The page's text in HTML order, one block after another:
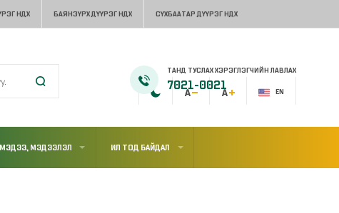
НДХ БАЯНЗҮРХ ДҮҮРЭГ НДХ СҮХБААТАР ДҮҮРЭГ НДХ
EN
ТАНД ТУСЛАХ ХЭРЭГЛЭГЧИЙН ЛАВЛАХ
7021-0021
МЭДЭЭ, МЭДЭЭЛЭЛ ИЛ ТОД БАЙДАЛ